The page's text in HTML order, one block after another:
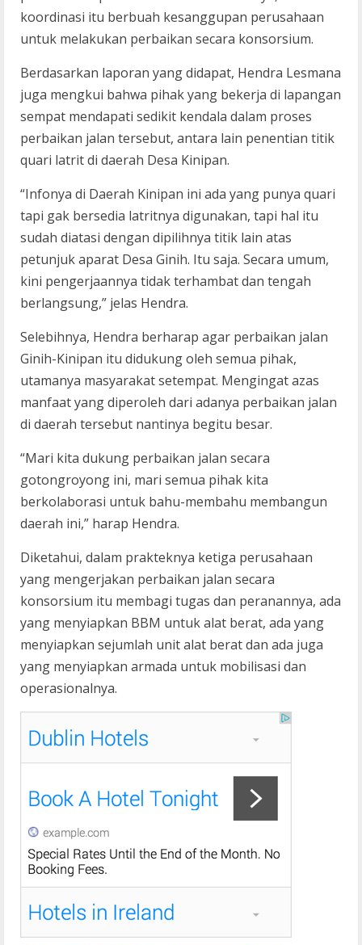
koordinasi itu berbuah kesanggupan perusahaan
untuk melakukan perbaikan secara konsorsium.
Berdasarkan laporan yang didapat, Hendra Lesmana
juga mengkui bahwa pihak yang bekerja di lapangan
sempat mendapati sedikit kendala dalam proses
perbaikan jalan tersebut, antara lain penentian titik
quari latrit di daerah Desa Kinipan.
“Infonya di Daerah Kinipan ini ada yang punya quari
tapi gak bersedia latritnya digunakan, tapi hal itu
sudah diatasi dengan dipilihnya titik lain atas
petunjuk aparat Desa Ginih. Itu saja. Secara umum,
kini pengerjaannya tidak terhambat dan tengah
berlangsung,” jelas Hendra.
Selebihnya, Hendra berharap agar perbaikan jalan
Ginih-Kinipan itu didukung oleh semua pihak,
utamanya masyarakat setempat. Mengingat azas
manfaat yang diperoleh dari adanya perbaikan jalan
di daerah tersebut nantinya begitu besar.
“Mari kita dukung perbaikan jalan secara
gotongroyong ini, mari semua pihak kita
berkolaborasi untuk bahu-membahu membangun
daerah ini,” harap Hendra.
Diketahui, dalam prakteknya ketiga perusahaan
yang mengerjakan perbaikan jalan secara
konsorsium itu membagi tugas dan peranannya, ada
yang menyiapkan BBM untuk alat berat, ada yang
menyiapkan sejumlah unit alat berat dan ada juga
yang menyiapkan armada untuk mobilisasi dan
operasionalnya.